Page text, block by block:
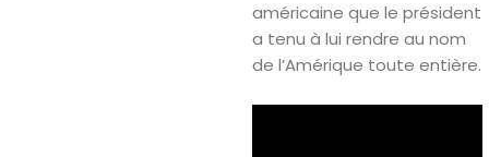
américaine que le président
a tenu à lui rendre au nom
de l’Amérique toute entière.